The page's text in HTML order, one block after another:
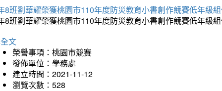
8班劉華耀榮獲桃園市110年度防災教育小書創作競賽低年級
8班劉華耀榮獲桃園市110年度防災教育小書創作競賽低年級
文
榮譽事項：桃園市競賽
發佈單位：學務處
建立時間：2021-11-12
瀏覽次數：528